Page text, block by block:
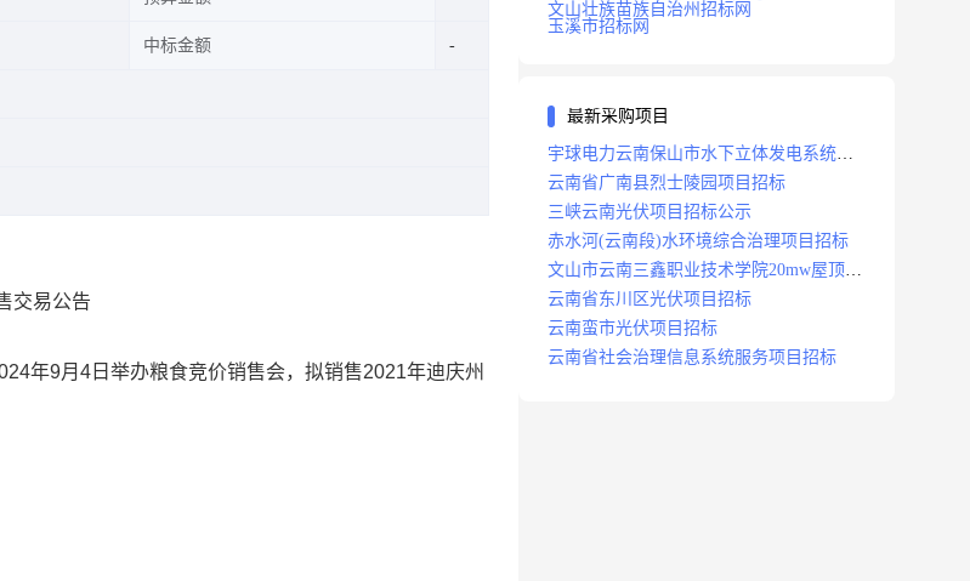
中标金额
交易公告
年9月4日举办粮食竞价销售会，拟销售2021年迪庆州
文山壮族苗族自治州招标网
玉溪市招标网
最新采购项目
宇球电力云南保山市水下立体发电系统项
目招标
云南省广南县烈士陵园项目招标
三峡云南光伏项目招标公示
赤水河(云南段)水环境综合治理项目招标
文山市云南三鑫职业技术学院20mw屋顶分
布式光伏设计施工总承包(epc)项目招标
云南省东川区光伏项目招标
云南蛮市光伏项目招标
云南省社会治理信息系统服务项目招标